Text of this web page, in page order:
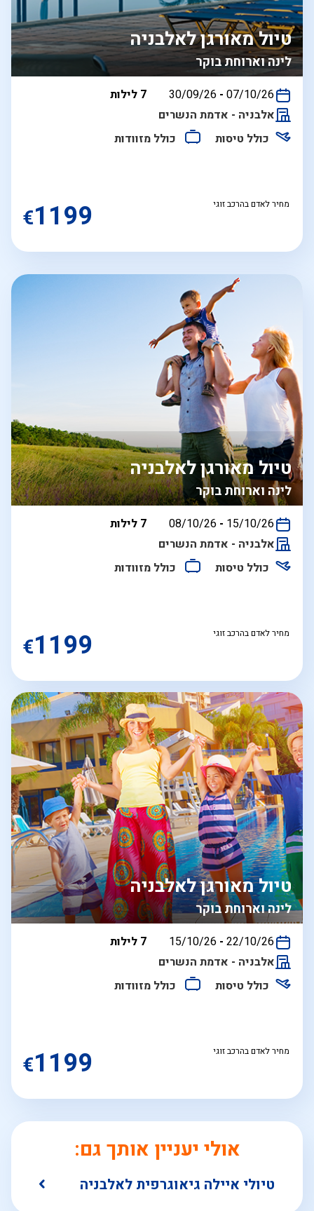
לינה וארוחת בוקר
טיול מאורגן לאלבניה
בין
30/09/26 - 07/10/26
7 לילות
אלבניה - אדמת הנשרים
כולל טיסות
כולל מזוודות
מחיר לאדם בהרכב זוגי €1199
לינה וארוחת בוקר
טיול מאורגן לאלבניה
בין
08/10/26 - 15/10/26
7 לילות
אלבניה - אדמת הנשרים
כולל טיסות
כולל מזוודות
מחיר לאדם בהרכב זוגי €1199
לינה וארוחת בוקר
טיול מאורגן לאלבניה
בין
15/10/26 - 22/10/26
7 לילות
אלבניה - אדמת הנשרים
כולל טיסות
כולל מזוודות
מחיר לאדם בהרכב זוגי €1199
אולי יעניין אותך גם:
טיולי איילה גיאוגרפית לאלבניה